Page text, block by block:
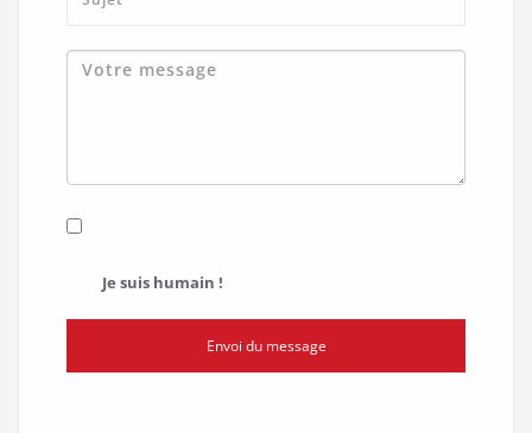
Je suis humain !
Envoi du message